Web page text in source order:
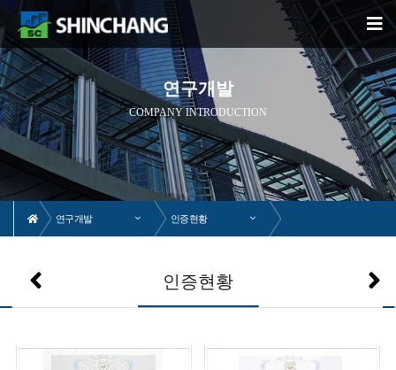
연구개발
COMPANY INTRODUCTION
연구개발 인증현황
인증현황